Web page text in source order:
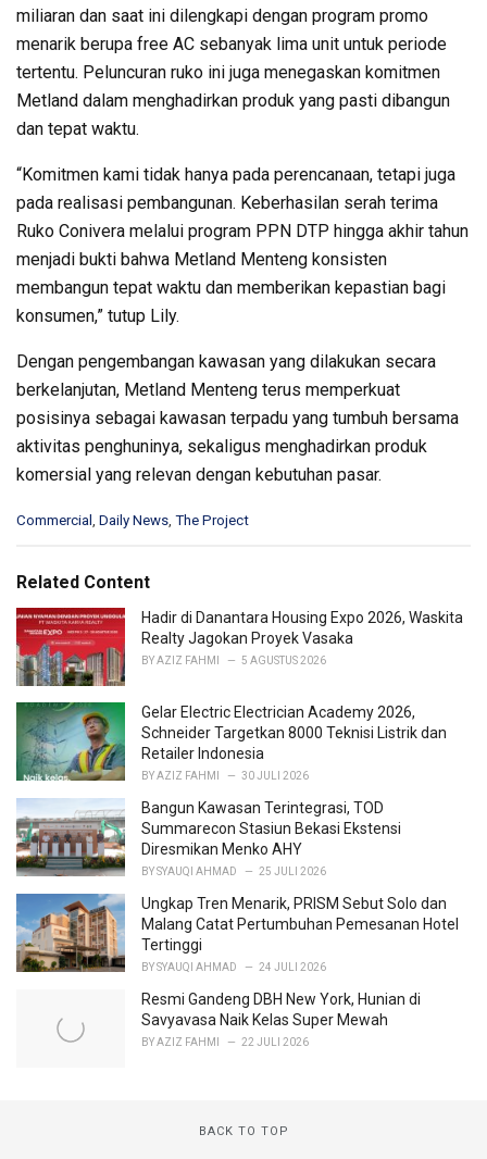
miliaran dan saat ini dilengkapi dengan program promo
menarik berupa free AC sebanyak lima unit untuk periode
tertentu. Peluncuran ruko ini juga menegaskan komitmen
Metland dalam menghadirkan produk yang pasti dibangun
dan tepat waktu.
“Komitmen kami tidak hanya pada perencanaan, tetapi juga
pada realisasi pembangunan. Keberhasilan serah terima
Ruko Conivera melalui program PPN DTP hingga akhir tahun
menjadi bukti bahwa Metland Menteng konsisten
membangun tepat waktu dan memberikan kepastian bagi
konsumen,” tutup Lily.
Dengan pengembangan kawasan yang dilakukan secara
berkelanjutan, Metland Menteng terus memperkuat
posisinya sebagai kawasan terpadu yang tumbuh bersama
aktivitas penghuninya, sekaligus menghadirkan produk
komersial yang relevan dengan kebutuhan pasar.
C
e
o
r
i
e
Commercial , Daily News, The Project
Related Content
Hadir di Danantara Housing Expo 2026, Waskita
Realty Jagokan Proyek Vasaka
BYAZIZ FAHMI 5 AGUSTUS 2026
Gelar Electric Electrician Academy 2026,
Schneider Targetkan 8000 Teknisi Listrik dan
Retailer Indonesia
BYAZIZ FAHMI 30 JULI 2026
Bangun Kawasan Terintegrasi, TOD
Summarecon Stasiun Bekasi Ekstensi
Diresmikan Menko AHY
BYSYAUQI AHMAD 25 JULI 2026
Ungkap Tren Menarik, PRISM Sebut Solo dan
Malang Catat Pertumbuhan Pemesanan Hotel
Tertinggi
BYSYAUQI AHMAD 24 JULI 2026
Resmi Gandeng DBH New York, Hunian di
Savyavasa Naik Kelas Super Mewah
BYAZIZ FAHMI 22 JULI 2026
BACK TO TOP